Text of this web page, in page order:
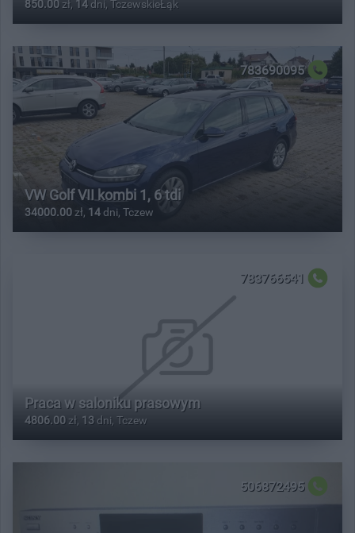
850.00 zł, 14dni, TczewskieŁąk
783690095
VW Golf VII kombi 1, 6 tdi
34000.00 zł, 14 dni, Tczew
783766541
Praca w saloniku prasowym
4806.00 zł, 13 dni, Tczew
506872495